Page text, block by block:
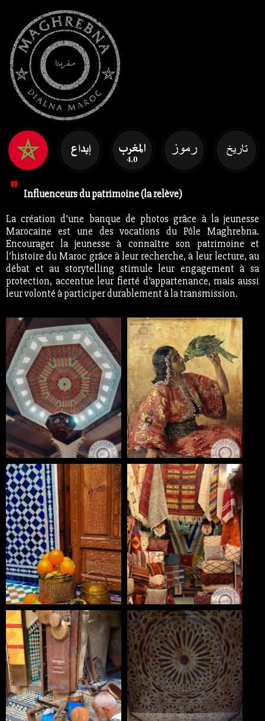
" Influenceurs du patrimoine (la relève)
La création d’une banque de photos grâce à la jeunesse
Marocaine est une des vocations du Pôle Maghrebna.
Encourager la jeunesse à connaître son patrimoine et
l’histoire du Maroc grâce à leur recherche, à leur lecture, au
débat et au storytelling stimule leur engagement à sa
protection, accentue leur fierté d’appartenance, mais aussi
leur volonté à participer durablement à la transmission.